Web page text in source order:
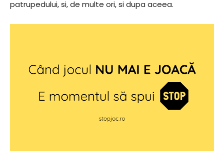
patrupedului, si, de multe ori, si dupa aceea.